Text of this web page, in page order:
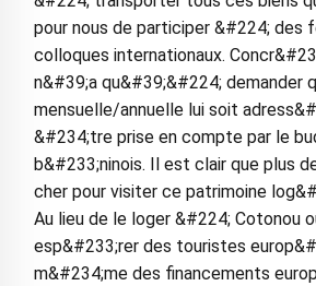
pour nous de participer &#224; des
colloques internationaux.
n&#39;a qu&#39;&#224; demander
mensuelle/annuelle lui soit
&#234;tre prise en compte par le
b&#233;ninois. Il est clair que plus
cher pour visiter ce patrimoine
Au lieu de le loger &#224; Cotonou
esp&#233;rer des touristes
m&#234;me des financements